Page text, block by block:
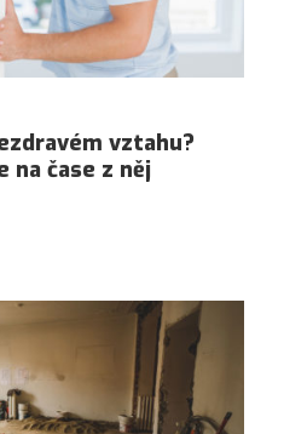
vztahu?
na čase z něj